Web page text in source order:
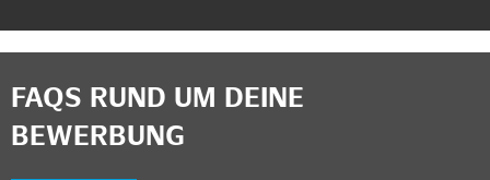
FAQS RUND UM DEINE
BEWERBUNG